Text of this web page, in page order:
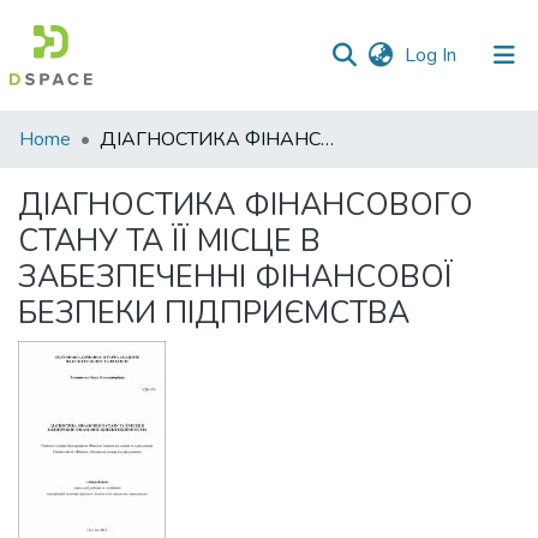
Log In (current)
Communities
Collections
All of DSpace
Statistics
Home ДІАГНОСТИКА ФІНАНСОВОГО СТАНУ ТА ЇЇ МІСЦЕ В ЗАБЕЗПЕЧЕННІ ФІНАНСОВОЇ БЕЗПЕКИ ПІДПРИЄМСТВА
ДІАГНОСТИКА ФІНАНСОВОГО
СТАНУ ТА ЇЇ МІСЦЕ В
ЗАБЕЗПЕЧЕННІ ФІНАНСОВОЇ
БЕЗПЕКИ ПІДПРИЄМСТВА